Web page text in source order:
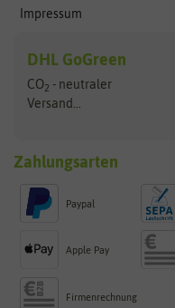
Impressum
DHL GoGreen
CO2 - neutraler
Versand...
Zahlungsarten
Paypal
Apple Pay
Firmenrechnung